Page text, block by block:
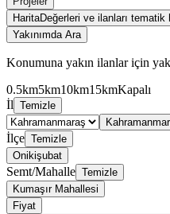
HaritaDeğerleri ve ilanları tematik
Yakınımda Ara
Konumuna yakın ilanlar için
0.5km5km10km15kmKapalı
İl Temizle
İlçe Temizle
Onikişubat
Semt/Mahalle Temizle
Kumaşır Mahallesi
Fiyat